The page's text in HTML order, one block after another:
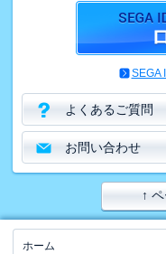
SEGA
よくあるご質問
お問い合わせ
↑
ホーム